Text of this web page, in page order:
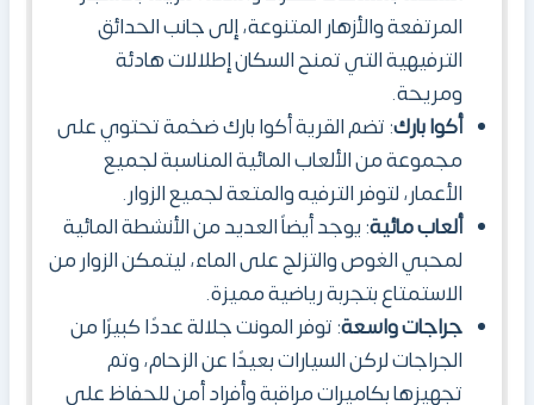
المرتفعة والأزهار المتنوعة، إلى جانب الحدائق
الترفيهية التي تمنح السكان إطلالات هادئة
ومريحة.
أكوا بارك: تضم القرية أكوا بارك ضخمة تحتوي على
مجموعة من الألعاب المائية المناسبة لجميع
الأعمار، لتوفر الترفيه والمتعة لجميع الزوار.
ألعاب مائية: يوجد أيضاً العديد من الأنشطة المائية
لمحبي الغوص والتزلج على الماء، ليتمكن الزوار من
الاستمتاع بتجربة رياضية مميزة.
جراجات واسعة: توفر المونت جلالة عددًا كبيرًا من
الجراجات لركن السيارات بعيدًا عن الزحام، وتم
تجهيزها بكاميرات مراقبة وأفراد أمن للحفاظ على